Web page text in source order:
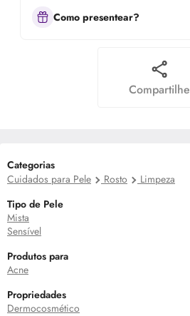
Como presentear?
Compartilhe
Categorias
Cuidados para Pele
Rosto
Limpeza
Tipo de Pele
Mista
Sensível
Produtos para
Acne
Propriedades
Dermocosmético